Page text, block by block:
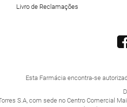
Livro de Reclamações
Esta Farmácia encontra-se
S.A, com sede no Centro Comercial